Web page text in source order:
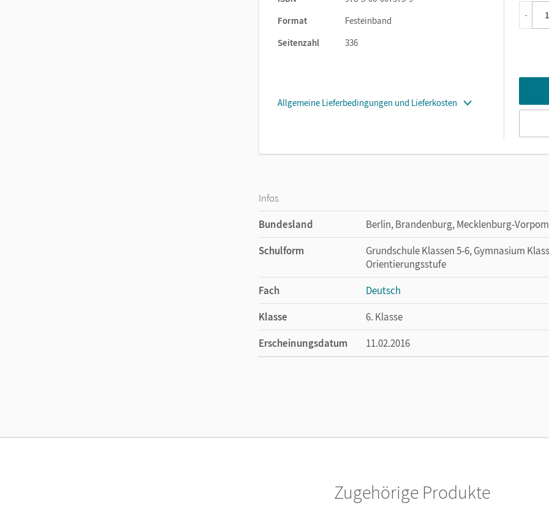
Format
Festeinband
Seitenzahl
336
Allgemeine Lieferbedingungen und Lieferkosten
-
Infos
Bundesland
Berlin, Brandenburg, Mecklenburg-
Schulform
Grundschule Klassen 5-6, Gymnasium
Orientierungsstufe
Fach
Deutsch
Klasse
6. Klasse
Erscheinungsdatum
11.02.2016
Zugehörige Produkte